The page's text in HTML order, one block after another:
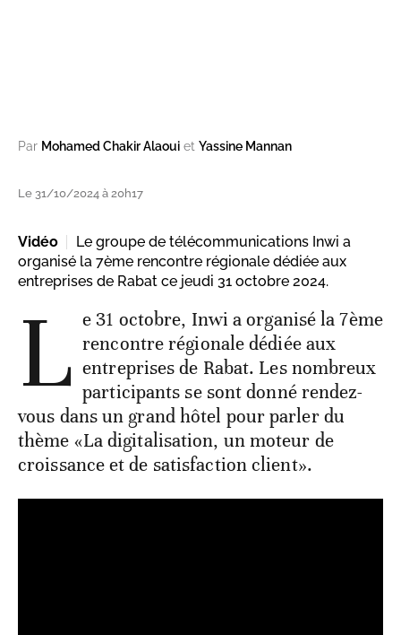
Par Mohamed Chakir Alaoui et Yassine Mannan
Le 31/10/2024 à 20h17
Vidéo
Le groupe de télécommunications Inwi a
organisé la 7ème rencontre régionale dédiée aux
entreprises de Rabat ce jeudi 31 octobre 2024.
L e 31 octobre, Inwi a organisé la 7ème
rencontre régionale dédiée aux
entreprises de Rabat. Les nombreux
participants se sont donné rendez-
vous dans un grand hôtel pour parler du
thème «La digitalisation, un moteur de
croissance et de satisfaction client».